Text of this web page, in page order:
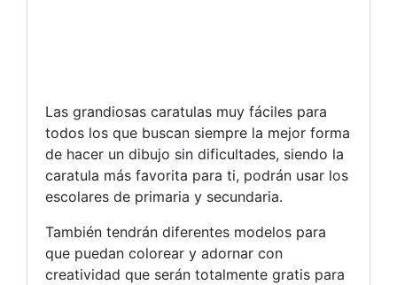
Las grandiosas caratulas muy fáciles para
todos los que buscan siempre la mejor forma
de hacer un dibujo sin dificultades, siendo la
caratula más favorita para ti, podrán usar los
escolares de primaria y secundaria.
También tendrán diferentes modelos para
que puedan colorear y adornar con
creatividad que serán totalmente gratis para